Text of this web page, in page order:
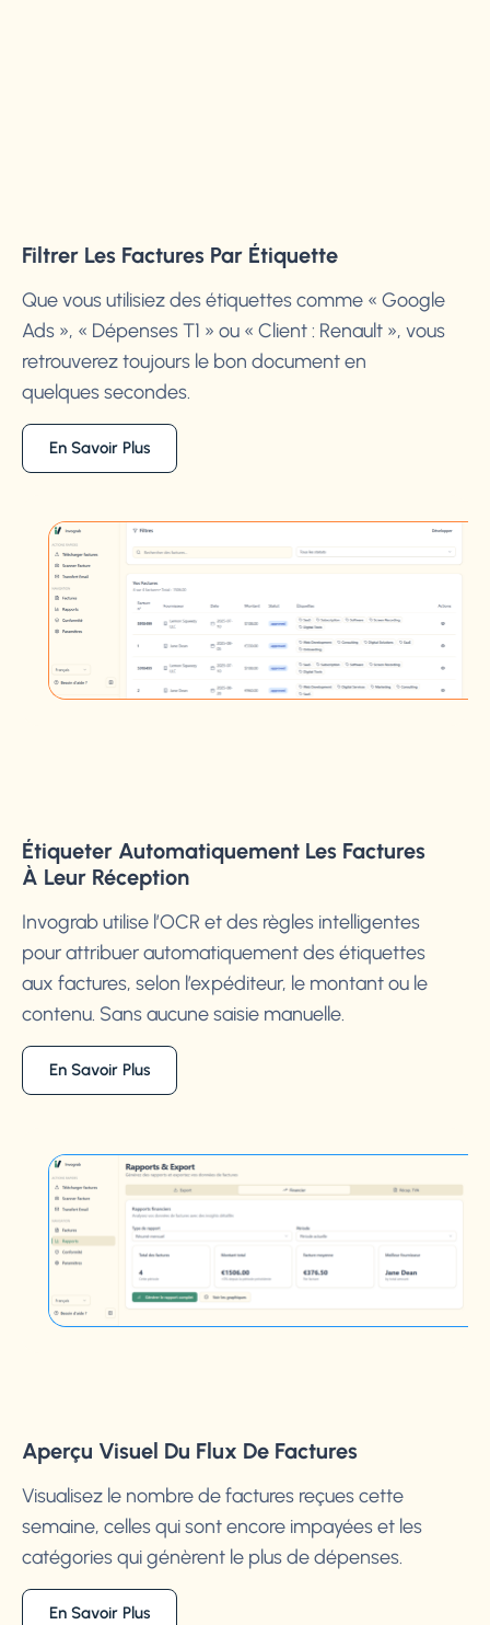
Filtrer Les Factures Par Étiquette
Que vous utilisiez des étiquettes comme « Google
Ads », « Dépenses T1 » ou « Client : Renault », vous
retrouverez toujours le bon document en
quelques secondes.
En Savoir Plus
Étiqueter Automatiquement Les Factures
À Leur Réception
Invograb utilise l’OCR et des règles intelligentes
pour attribuer automatiquement des étiquettes
aux factures, selon l’expéditeur, le montant ou le
contenu. Sans aucune saisie manuelle.
En Savoir Plus
Aperçu Visuel Du Flux De Factures
Visualisez le nombre de factures reçues cette
semaine, celles qui sont encore impayées et les
catégories qui génèrent le plus de dépenses.
En Savoir Plus